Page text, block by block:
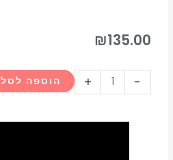
₪135.00
-
של
+ הוספה לסל